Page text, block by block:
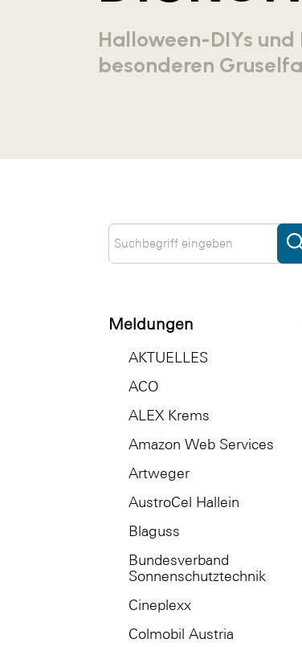
Meldungen
AKTUELLES
ACO
ALEX Krems
Amazon Web Services
Artweger
AustroCel Hallein
Blaguss
Bundesverband
Sonnenschutztechnik
Cineplexx
Colmobil Austria
Halloween-DIYs und
besonderen